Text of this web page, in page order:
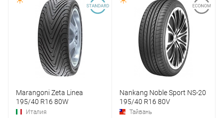
Marangoni Zeta Linea
195/40 R16 80W
Италия
Nankang Noble Sport NS-20
195/40 R16 80V
Тайвань